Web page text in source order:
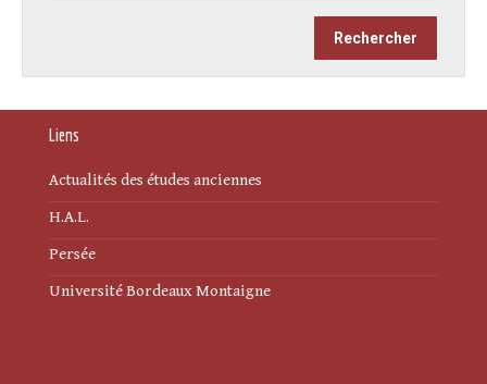
Liens
Actualités des études anciennes
H.A.L.
Persée
Université Bordeaux Montaigne